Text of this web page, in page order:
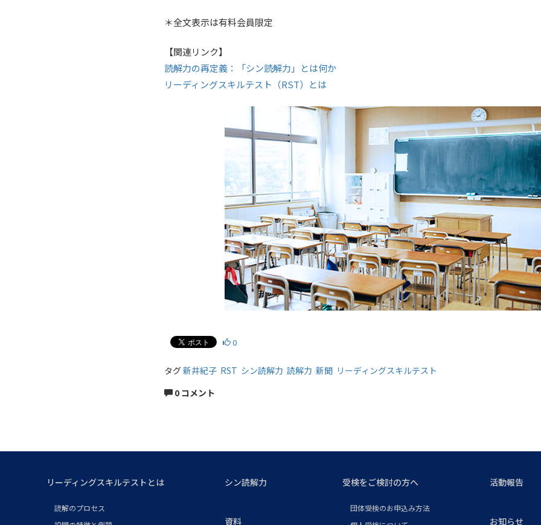
＊全文表示は有料会員限定
【関連リンク】
読解力の再定義：「シン読解力」とは何か
リーディングスキルテスト（RST）とは
0
タグ新井紀子 RST シン読解力 読解力 新聞 リーディングスキルテスト
0 コメント
リーディングスキルテストとは
読解のプロセス
シン読解力 受検をご検討の方へ
団体受検のお申込み方法
資料
活動報告
お知らせ